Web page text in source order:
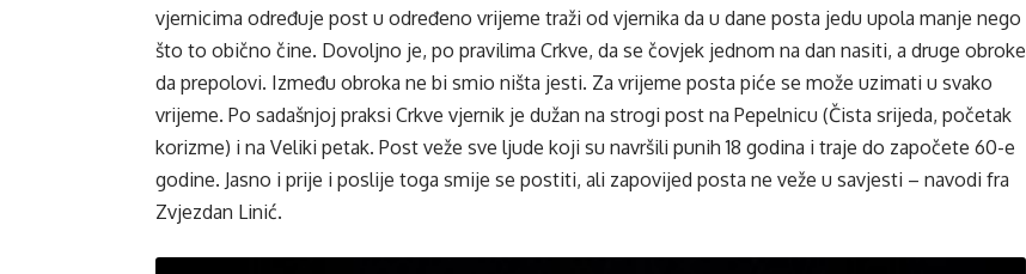
vjernicima određuje post u određeno vrijeme traži od vjernika da u dane posta jedu upola manje nego
što to obično čine. Dovoljno je, po pravilima Crkve, da se čovjek jednom na dan nasiti, a druge obroke
da prepolovi. Između obroka ne bi smio ništa jesti. Za vrijeme posta piće se može uzimati u svako
vrijeme. Po sadašnjoj praksi Crkve vjernik je dužan na strogi post na Pepelnicu (Čista srijeda, početak
korizme) i na Veliki petak. Post veže sve ljude koji su navršili punih 18 godina i traje do započete 60-e
godine. Jasno i prije i poslije toga smije se postiti, ali zapovijed posta ne veže u savjesti – navodi fra
Zvjezdan Linić.